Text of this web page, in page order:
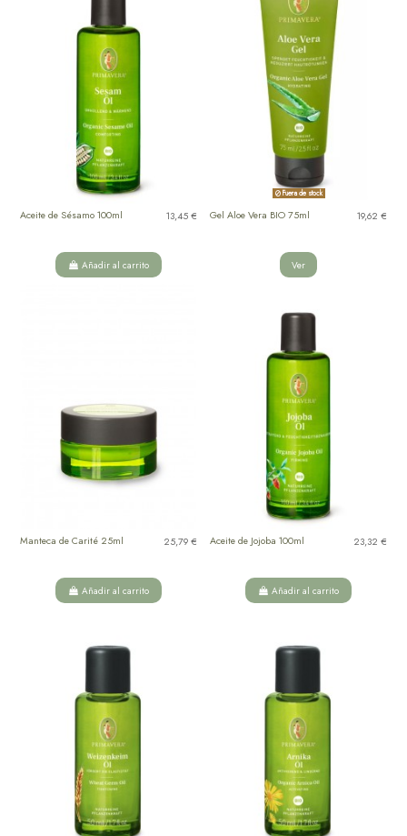
Aceite de Sésamo 100ml 13,45 €
Añadir al carrito
Fuera de stock
Gel Aloe Vera BIO 75ml 19,62 €
Ver
Manteca de Carité 25ml 25,79 €
Añadir al carrito
Aceite de Jojoba 100ml 23,32 €
Añadir al carrito